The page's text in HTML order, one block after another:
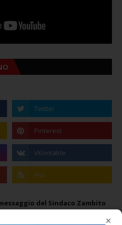
×
del Sindaco Zambito
22, 2020